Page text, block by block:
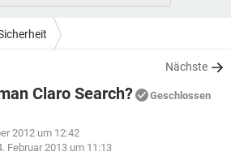
TIKTOK
TIKTOK
STREAMING
INSTAGRAM
STREAMING
Nächste
Claro Search? Geschlossen
2012 um 12:42
Februar 2013 um 11:13